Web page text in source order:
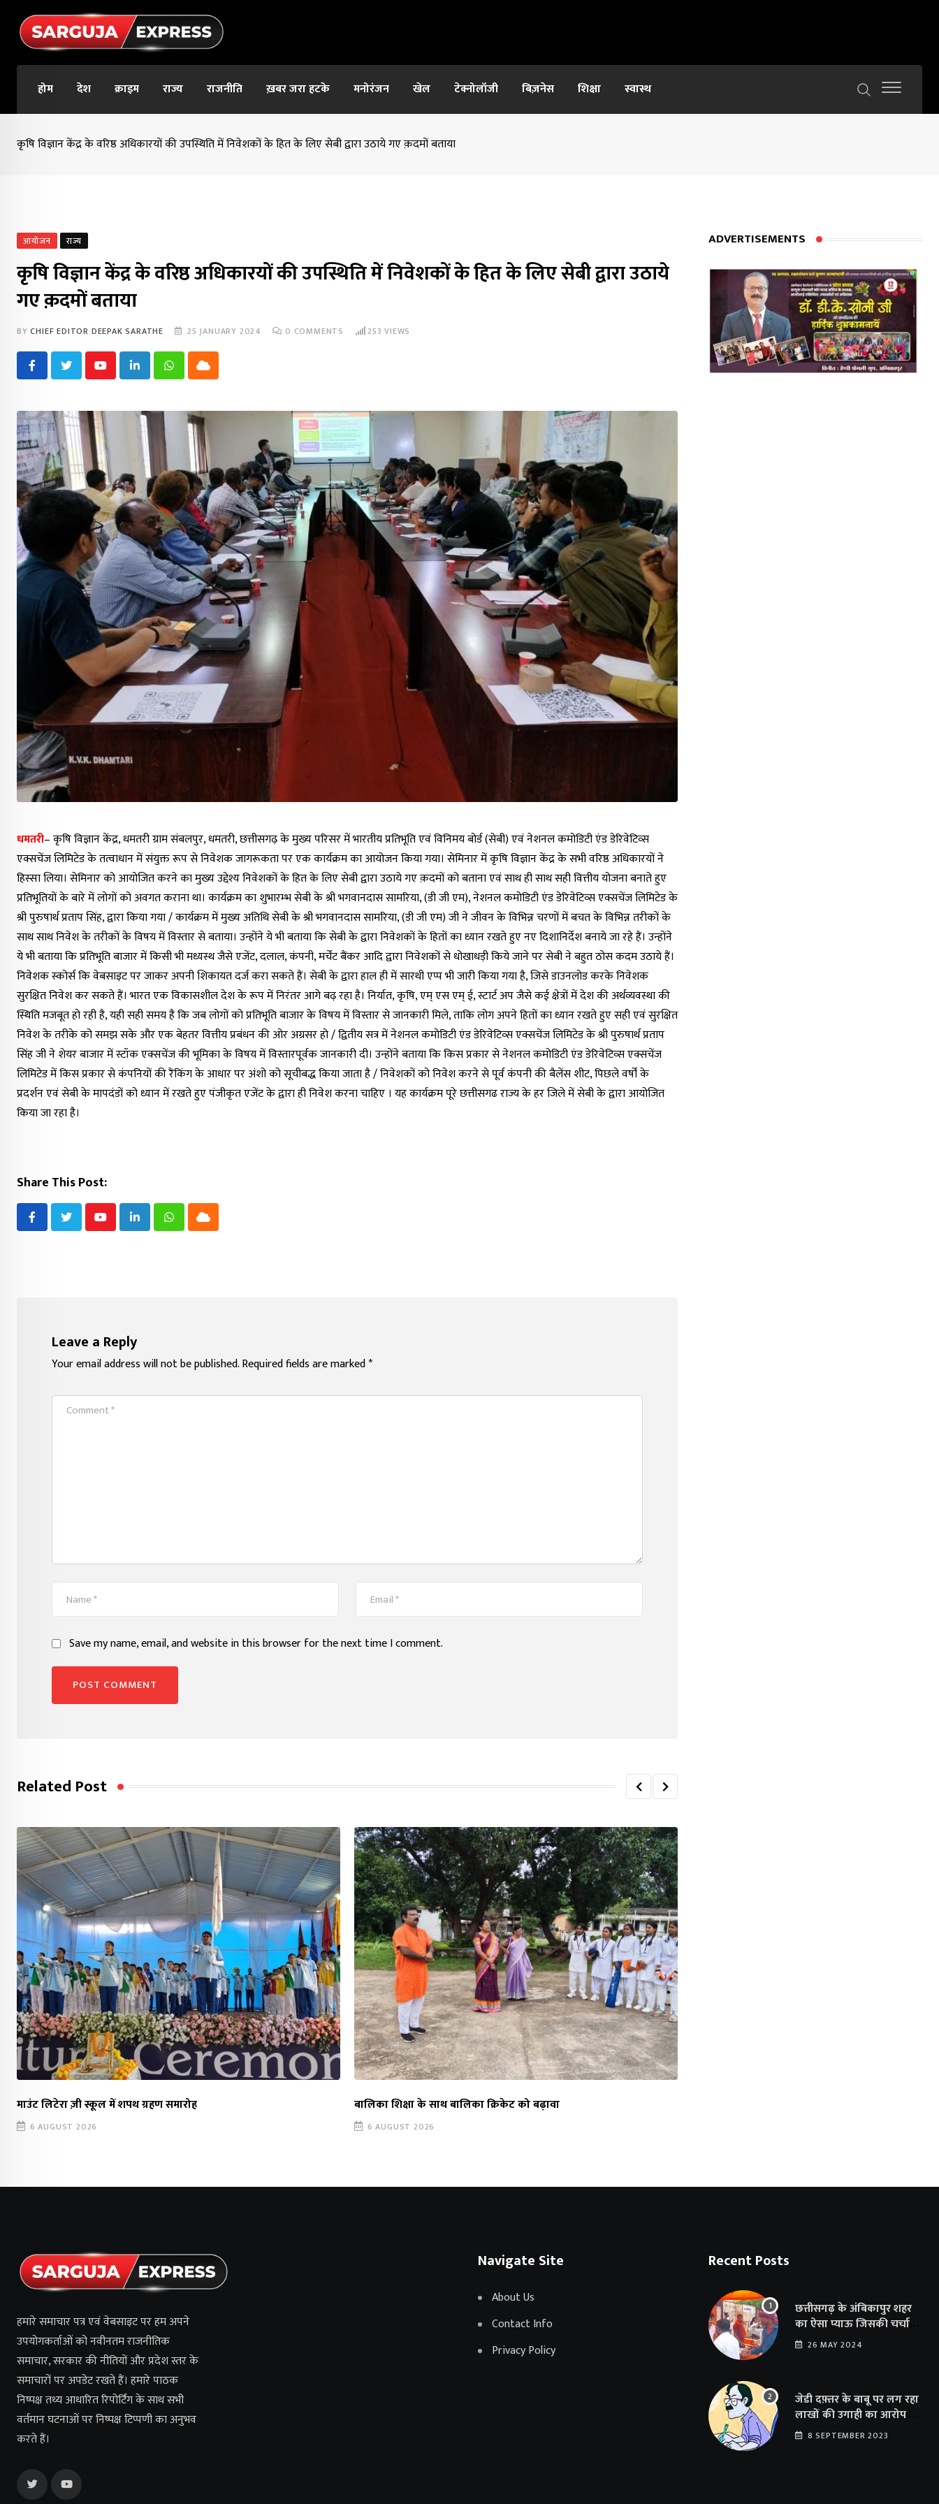
content
होम देश क्राइम राज्य राजनीति ख़बर जरा हटके मनोरंजन खेल टेक्नोलॉजी बिज़नेस शिक्षा स्वास्थ
कृषि विज्ञान केंद्र के वरिष्ठ अधिकारयों की उपस्थिति में निवेशकों के हित के लिए सेबी द्वारा उठाये गए क़दमों बताया
आयोजन राज्य
कृषि विज्ञान केंद्र के वरिष्ठ अधिकारयों की उपस्थिति में निवेशकों के हित के लिए सेबी द्वारा उठाये
गए क़दमों बताया
BYCHIEF EDITOR DEEPAK SARATHE 25 JANUARY 2024 0 COMMENTS 253 VIEWS
YoutubeLinkedInWhatsappCloud
धमतरी– कृषि विज्ञान केंद्र, धमतरी ग्राम संबलपुर, धमतरी, छत्तीसगढ़ के मुख्य परिसर में भारतीय प्रतिभूति एवं विनिमय बोर्ड (सेबी) एवं नेशनल कमोडिटी एंड डेरिवेटिव्स
एक्सचेंज लिमिटेड के तत्वाधान में संयुक्त रूप से निवेशक जागरूकता पर एक कार्यक्रम का आयोजन किया गया। सेमिनार में कृषि विज्ञान केंद्र के सभी वरिष्ठ अधिकारयों ने
हिस्सा लिया। सेमिनार को आयोजित करने का मुख्य उद्देश्य निवेशकों के हित के लिए सेबी द्वारा उठाये गए क़दमों को बताना एवं साथ ही साथ सही वित्तीय योजना बनाते हुए
प्रतिभूतियों के बारे में लोगों को अवगत कराना था। कार्यक्रम का शुभारम्भ सेबी के श्री भगवानदास सामरिया, (डी जी एम), नेशनल कमोडिटी एंड डेरिवेटिव्स एक्सचेंज लिमिटेड के
श्री पुरुषार्थ प्रताप सिंह, द्वारा किया गया / कार्यक्रम में मुख्य अतिथि सेबी के श्री भगवानदास सामरिया, (डी जी एम) जी ने जीवन के विभिन्न चरणों में बचत के विभिन्न तरीकों के
साथ साथ निवेश के तरीकों के विषय में विस्तार से बताया। उन्होंने ये भी बताया कि सेबी के द्वारा निवेशकों के हितों का ध्यान रखते हुए नए दिशानिर्देश बनाये जा रहे हैं। उन्होंने
ये भी बताया कि प्रतिभूति बाजार में किसी भी मध्यस्थ जैसे एजेंट, दलाल, कंपनी, मर्चेंट बैंकर आदि द्वारा निवेशकों से धोखाधड़ी किये जाने पर सेबी ने बहुत ठोस कदम उठाये हैं।
निवेशक स्कोर्स कि वेबसाइट पर जाकर अपनी शिकायत दर्ज करा सकते हैं। सेबी के द्वारा हाल ही में सारथी एप्प भी जारी किया गया है, जिसे डाउनलोड करके निवेशक
सुरक्षित निवेश कर सकते हैं। भारत एक विकासशील देश के रूप में निरंतर आगे बढ़ रहा है। निर्यात, कृषि, एम् एस एम् ई, स्टार्ट अप जैसे कई क्षेत्रों में देश की अर्थव्यवस्था की
स्थिति मजबूत हो रही है, यही सही समय है कि जब लोगों को प्रतिभूति बाजार के विषय में विस्तार से जानकारी मिले, ताकि लोग अपने हितों का ध्यान रखते हुए सही एवं सुरक्षित
निवेश के तरीके को समझ सके और एक बेहतर वित्तीय प्रबंधन की ओर अग्रसर हो / द्वितीय सत्र में नेशनल कमोडिटी एंड डेरिवेटिव्स एक्सचेंज लिमिटेड के श्री पुरुषार्थ प्रताप
सिंह जी ने शेयर बाजार में स्टॉक एक्सचेंज की भूमिका के विषय में विस्तारपूर्वक जानकारी दी। उन्होंने बताया कि किस प्रकार से नेशनल कमोडिटी एंड डेरिवेटिव्स एक्सचेंज
लिमिटेड में किस प्रकार से कंपनियों की रैंकिंग के आधार पर अंशो को सूचीबद्ध किया जाता है / निवेशकों को निवेश करने से पूर्व कंपनी की बैलेंस शीट, पिछले वर्षों के
प्रदर्शन एवं सेबी के मापदंडों को ध्यान में रखते हुए पंजीकृत एजेंट के द्वारा ही निवेश करना चाहिए । यह कार्यक्रम पूरे छत्तीसगढ राज्य के हर जिले में सेबी के द्वारा आयोजित
किया जा रहा है।
Share This Post:
YoutubeLinkedInWhatsappCloud
Leave a Reply
Your email address will not be published.Required fields are marked*
Save my name, email, and website in this browser for the next time I comment.
Related Post
माउंट लिटेरा ज़ी स्कूल में शपथ ग्रहण समारोह
6 AUGUST 2026
बालिका शिक्षा के साथ बालिका क्रिकेट को बढ़ावा
6 AUGUST 2026
ADVERTISEMENTS
हमारे समाचार पत्र एवं वेबसाइट पर हम अपने
उपयोगकर्ताओं को नवीनतम राजनीतिक
समाचार, सरकार की नीतियों और प्रदेश स्तर के
समाचारों पर अपडेट रखते हैं। हमारे पाठक
निष्पक्ष तथ्य आधारित रिपोर्टिंग के साथ सभी
वर्तमान घटनाओं पर निष्पक्ष टिप्पणी का अनुभव
करते हैं।
Navigate Site
About Us
Contact Info
Privacy Policy
Recent Posts
छत्तीसगढ़ के अंबिकापुर शहर
का ऐसा प्याऊ जिसकी चर्चा
दूर-दूर तक… सात समुंदर पार
अमेरिका से भी पहुंचा सहयोग
26 MAY 2024
जेडी दफ़्तर के बाबू पर लग रहा
लाखों की उगाही का आरोप …
संयुक्त संचालक का फर्जी
साइन से 100 शिक्षकों क़ो
8 SEPTEMBER 2023